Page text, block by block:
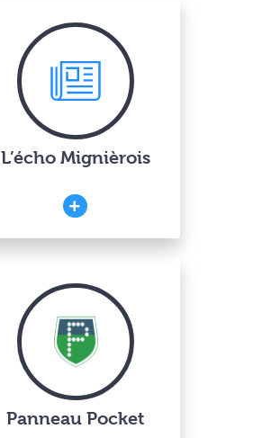
L’écho Mignièrois
Panneau Pocket